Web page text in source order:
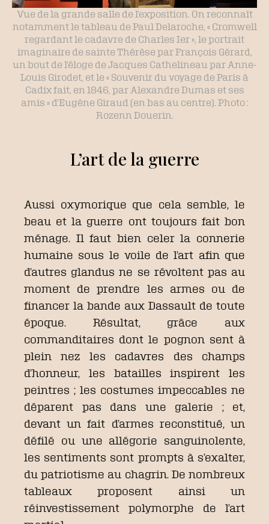
Vue de la grande salle de l’exposition. On reconnaît
notamment le tableau de Paul Delaroche, « Cromwell
regardant le cadavre de Charles Ier », le portrait
imaginaire de sainte Thérèse par François Gérard,
un bout de l’éloge de Jacques Cathelineau par Anne-
Louis Girodet, et le « Souvenir du voyage de Paris à
Cadix fait, en 1846, par Alexandre Dumas et ses
amis » d’Eugène Giraud (en bas au centre). Photo :
Rozenn Douerin.
L’art de la guerre
Aussi oxymorique que cela semble, le
beau et la guerre ont toujours fait bon
ménage. Il faut bien celer la connerie
humaine sous le voile de l’art afin que
d’autres glandus ne se révoltent pas au
moment de prendre les armes ou de
financer la bande aux Dassault de toute
époque. Résultat, grâce aux
commanditaires dont le pognon sent à
plein nez les cadavres des champs
d’honneur, les batailles inspirent les
peintres ; les costumes impeccables ne
déparent pas dans une galerie ; et,
devant un fait d’armes reconstitué, un
défilé ou une allégorie sanguinolente,
les sentiments sont prompts à s’exalter,
du patriotisme au chagrin. De nombreux
tableaux proposent ainsi un
réinvestissement polymorphe de l’art